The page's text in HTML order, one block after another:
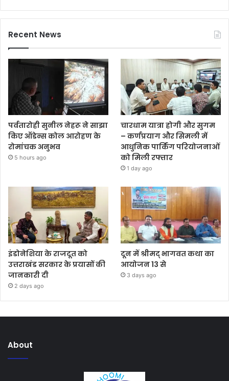
Recent News
पर्वतारोही सुनील नेहरू ने साझा
किए ऑडेन्स कोल आरोहण के
रोमांचक अनुभव
5 hours ago
चारधाम यात्रा होगी और सुगम
– कर्णप्रयाग और सिमली में
आधुनिक पार्किंग परियोजनाओं
को मिली रफ्तार
1 day ago
इंडोनेशिया के राजदूत को
उत्तराखंड सरकार के प्रयासों की
जानकारी दी
2 days ago
दून में श्रीमद् भागवत कथा का
आयोजन 13 से
3 days ago
About